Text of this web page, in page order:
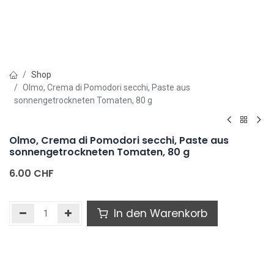
Shop
Olmo, Crema di Pomodori secchi, Paste aus
sonnengetrockneten Tomaten, 80 g
Olmo, Crema di Pomodori secchi, Paste aus
sonnengetrockneten Tomaten, 80 g
6.00 CHF
In den Warenkorb